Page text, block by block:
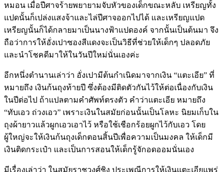
หมอน เมื่อปีศาจร้ายพยายามจับหัวของเด็กขณะหลับ เหรียญทั้ง
แปดนั้นก็เปล่งแสงจ้าและไล่ปีศาจออกไปได้ และเหรียญแปด
เหรียญนั้นก็ได้กลายมาเป็นนางฟ้าแปดองค์ จากนั้นเป็นต้นมา จึง
ถือว่าการให้อั่งเปาซองสีแดงจะเป็นวิธีที่ช่วยให้เด็กๆ ปลอดภัย
และนำโชคดีมาให้ในวันปีใหม่นั่นเองค่ะ
อีกหนึ่งตำนานเล่าว่า อั่งเปามีต้นกำเนิดมาจากเงิน “แตะเอีย” ที่
หมายถึง เงินก้นถุงท้ายปี ซึ่งต้องมีติดตัวกันไว้ให้ต่อเนื่องกับเงิน
ในปีต่อไป ถ้าแปลตามคำศัพท์ตรงตัว คำว่าแตะเอีย หมายถึง
“ทับเอว ถ่วงเอว” เพราะเงินในสมัยก่อนนั้นเป็นโลหะ นิยมเก็บใน
ถุงผ้ายาวแล้วผูกเอวเอาไว้ หรือใช้เชือกร้อยผูกไว้กับเอว โดย
ผู้ใหญ่จะให้เงินก้นถุงเด็กตอนสิ้นปีเพื่อความเป็นมงคล ให้เด็กมี
เงินติดกระเป๋า และเป็นการสอนให้เด็กรู้จักอดออมนั่นเอง
มีเรื่องเล่าว่า ในสมัยราชวงศ์ชิง ประเพณีการให้เงินแตะเอียแพร่